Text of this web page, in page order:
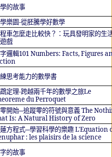
的故事
樂園-從胚騰學好數學
車怎麼走比較快？：玩具發明家的生
戲
邏輯101 Numbers: Facts, Figures
思考能力的數學書
定理-跨越兩千年的數學之旅Le
du Perroquet
開始─追蹤零的符號與意義The
Is: A Natural History of Zero
方程式─學習科學的樂趣L'Equation
: les plaisirs de la science
的故事